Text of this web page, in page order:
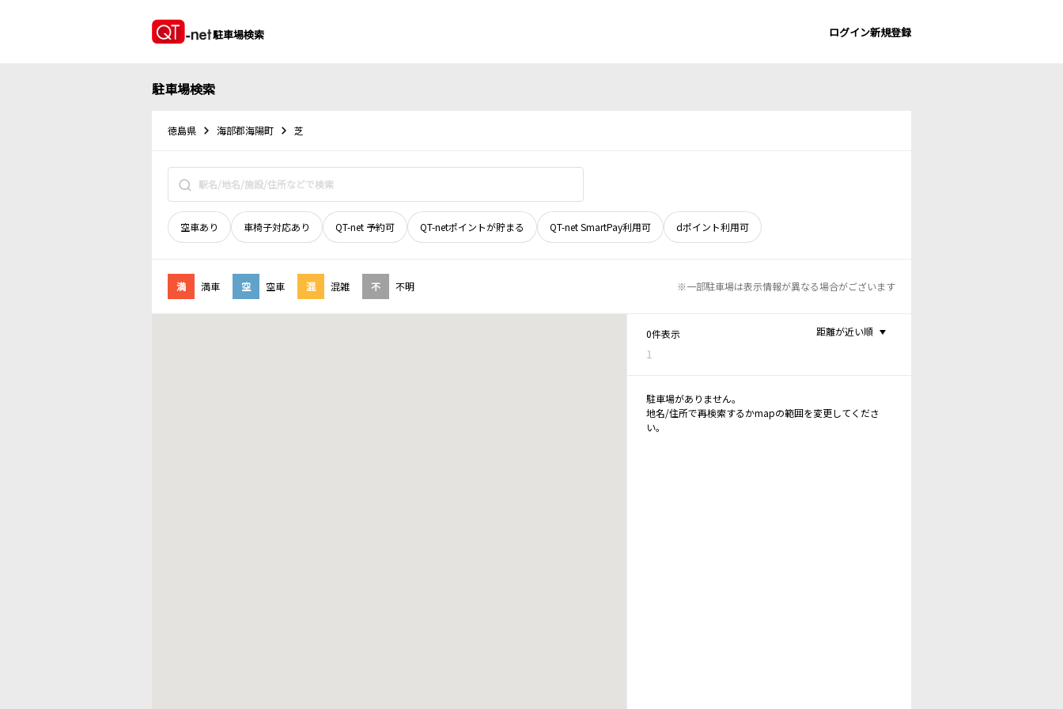
駐車場検索 ログイン新規登録
駐車場検索
徳島県 海部郡海陽町 芝
空車あり 車椅子対応あり QT-net 予約可 QT-netポイントが貯まる QT-net SmartPay利用可 dポイント利用可
満 満車 空 空車 混 混雑 不 不明 ※一部駐車場は表示情報が異なる場合がございます
0件表示
1
距離が近い順
駐車場がありません。
地名/住所で再検索するかmapの範囲を変更してくださ
い。